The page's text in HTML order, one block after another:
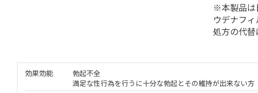
※本製品は
ウデナフ
処方の代替
効果効能
勃起不全
満足な性行為を行うに十分な勃起とその維持が出来ない方